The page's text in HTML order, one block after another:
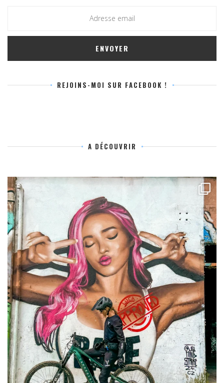
REJOINS-MOI SUR FACEBOOK !
A DÉCOUVRIR